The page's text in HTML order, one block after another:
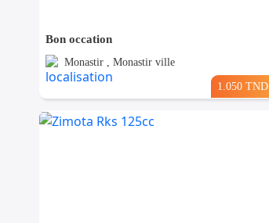
Bon occation
Monastir , Monastir ville
1.050 TND